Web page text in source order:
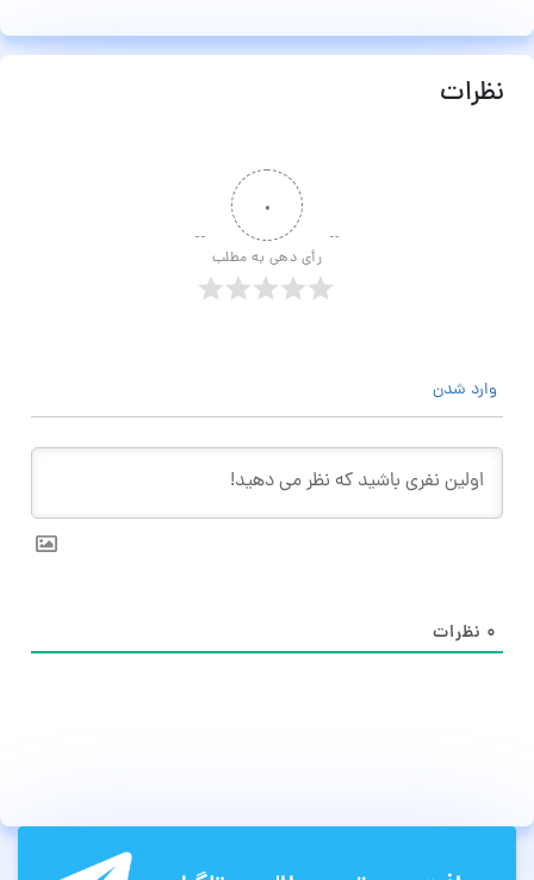
نظرات
۰
رأی دهی به مطلب
وارد شدن
۰ نظرات